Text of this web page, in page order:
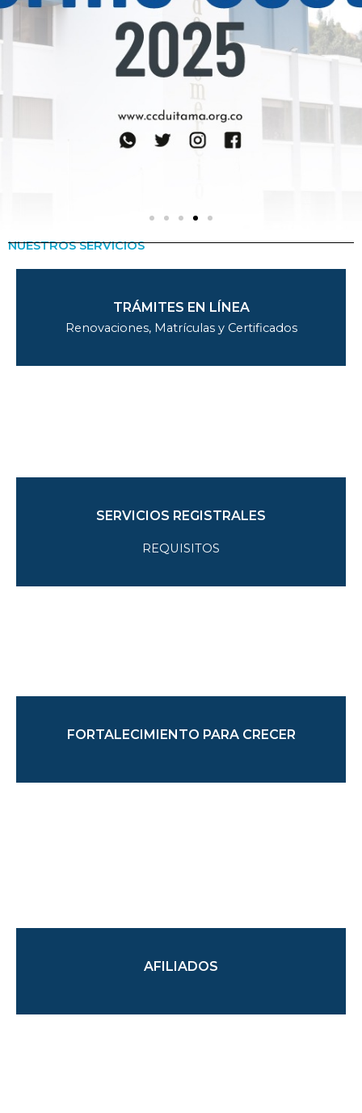
Informe
NUESTROS SERVICIOS
TRÁMITES EN LÍNEA
Renovaciones, Matrículas y Certificados
SERVICIOS REGISTRALES
REQUISITOS
FORTALECIMIENTO PARA CRECER
AFILIADOS